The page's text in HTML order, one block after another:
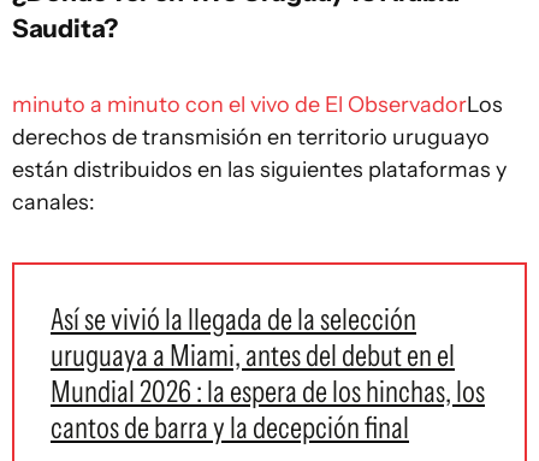
Saudita?
minuto a minuto con el vivo de El ObservadorLos
derechos de transmisión en territorio uruguayo
están distribuidos en las siguientes plataformas y
canales:
Así se vivió la llegada de la selección
uruguaya a Miami, antes del debut en el
Mundial 2026 : la espera de los hinchas, los
cantos de barra y la decepción final